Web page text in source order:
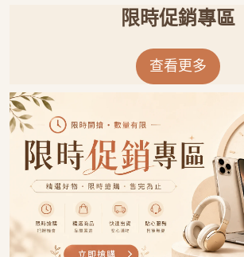
限時促銷專區
查看更多